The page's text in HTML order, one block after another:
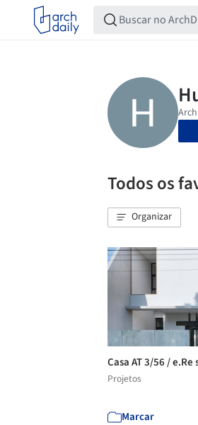
Todos os
Organizar
Casa AT 3/56 / e.Re
Projetos
Marcar